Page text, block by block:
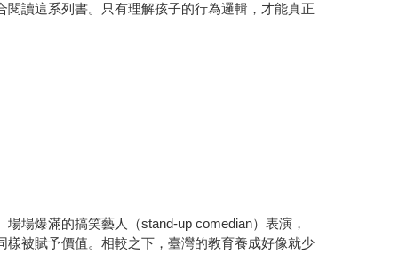
讀這系列書。只有理解孩子的行為邏輯，才能真正
場爆滿的搞笑藝人（stand-up comedian）表演，
被賦予價值。相較之下，臺灣的教育養成好像就少